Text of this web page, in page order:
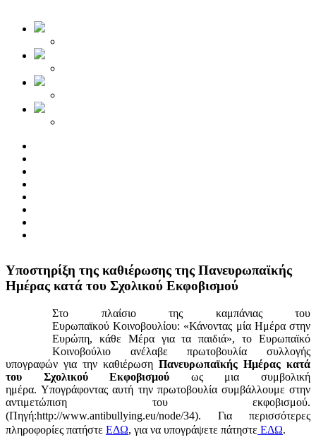
Yποστηρίξη της καθιέρωσης της Πανευρωπαϊκής
Ημέρας κατά του Σχολικού Εκφοβισμού
Στο πλαίσιο της καμπάνιας του
Ευρωπαϊκού Κοινοβουλίου: «Κάνοντας μία Ημέρα στην
Ευρώπη, κάθε Μέρα για τα παιδιά», το Ευρωπαϊκό
Κοινοβούλιο ανέλαβε πρωτοβουλία συλλογής
υπογραφών για την καθιέρωση Πανευρωπαϊκής Ημέρας κατά
του Σχολικού Εκφοβισμού ως μια συμβολική
ημέρα. Υπογράφοντας αυτή την πρωτοβουλία συμβάλλουμε στην
αντιμετώπιση του εκφοβισμού.
(Πηγή:http://www.antibullying.eu/node/34). Για περισσότερες
πληροφορίες πατήστε ΕΔΩ, για να υπογράψετε πάτηστε ΕΔΩ.